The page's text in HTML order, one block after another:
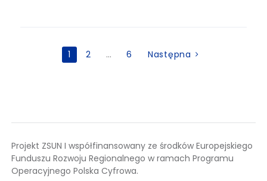
Stronicowanie
1 2 … 6 Następna
Projekt ZSUN I współfinansowany ze środków Europejskiego
Funduszu Rozwoju Regionalnego w ramach Programu
Operacyjnego Polska Cyfrowa.